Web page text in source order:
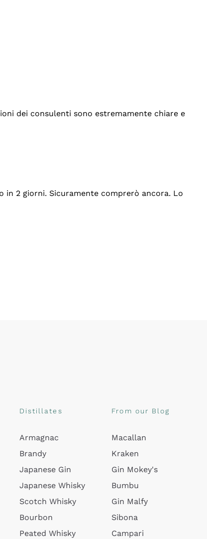
dei consulenti sono estremamente chiare e
in 2 giorni. Sicuramente comprerò ancora. Lo
Distillates
Armagnac
Brandy
Japanese Gin
Japanese Whisky
Scotch Whisky
Bourbon
Peated Whisky
From our Blog
Macallan
Kraken
Gin Mokey's
Bumbu
Gin Malfy
Sibona
Campari